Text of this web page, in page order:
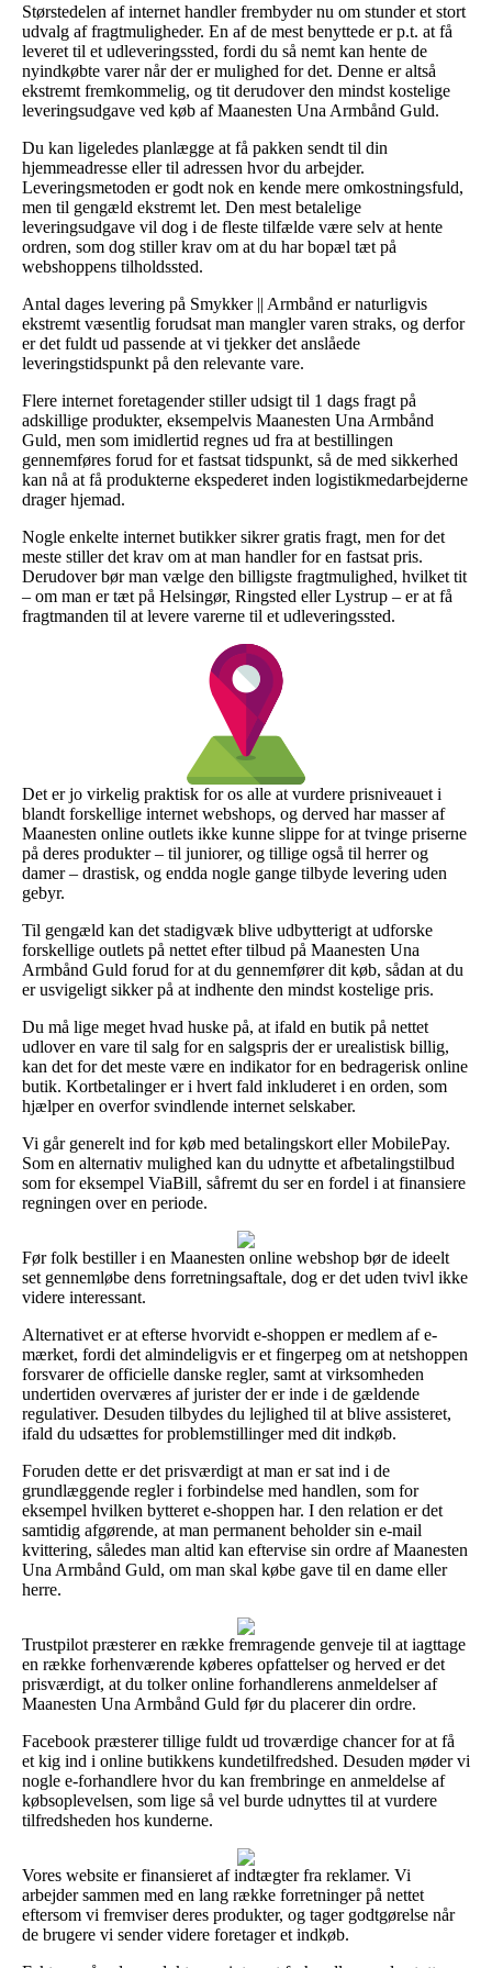
Størstedelen af internet handler frembyder nu om stunder et stort
udvalg af fragtmuligheder. En af de mest benyttede er p.t. at få
leveret til et udleveringssted, fordi du så nemt kan hente de
nyindkøbte varer når der er mulighed for det. Denne er altså
ekstremt fremkommelig, og tit derudover den mindst kostelige
leveringsudgave ved køb af Maanesten Una Armbånd Guld.
Du kan ligeledes planlægge at få pakken sendt til din
hjemmeadresse eller til adressen hvor du arbejder.
Leveringsmetoden er godt nok en kende mere omkostningsfuld,
men til gengæld ekstremt let. Den mest betalelige
leveringsudgave vil dog i de fleste tilfælde være selv at hente
ordren, som dog stiller krav om at du har bopæl tæt på
webshoppens tilholdssted.
Antal dages levering på Smykker || Armbånd er naturligvis
ekstremt væsentlig forudsat man mangler varen straks, og derfor
er det fuldt ud passende at vi tjekker det anslåede
leveringstidspunkt på den relevante vare.
Flere internet foretagender stiller udsigt til 1 dags fragt på
adskillige produkter, eksempelvis Maanesten Una Armbånd
Guld, men som imidlertid regnes ud fra at bestillingen
gennemføres forud for et fastsat tidspunkt, så de med sikkerhed
kan nå at få produkterne ekspederet inden logistikmedarbejderne
drager hjemad.
Nogle enkelte internet butikker sikrer gratis fragt, men for det
meste stiller det krav om at man handler for en fastsat pris.
Derudover bør man vælge den billigste fragtmulighed, hvilket tit
– om man er tæt på Helsingør, Ringsted eller Lystrup – er at få
fragtmanden til at levere varerne til et udleveringssted.
Det er jo virkelig praktisk for os alle at vurdere prisniveauet i
blandt forskellige internet webshops, og derved har masser af
Maanesten online outlets ikke kunne slippe for at tvinge priserne
på deres produkter – til juniorer, og tillige også til herrer og
damer – drastisk, og endda nogle gange tilbyde levering uden
gebyr.
Til gengæld kan det stadigvæk blive udbytterigt at udforske
forskellige outlets på nettet efter tilbud på Maanesten Una
Armbånd Guld forud for at du gennemfører dit køb, sådan at du
er usvigeligt sikker på at indhente den mindst kostelige pris.
Du må lige meget hvad huske på, at ifald en butik på nettet
udlover en vare til salg for en salgspris der er urealistisk billig,
kan det for det meste være en indikator for en bedragerisk online
butik. Kortbetalinger er i hvert fald inkluderet i en orden, som
hjælper en overfor svindlende internet selskaber.
Vi går generelt ind for køb med betalingskort eller MobilePay.
Som en alternativ mulighed kan du udnytte et afbetalingstilbud
som for eksempel ViaBill, såfremt du ser en fordel i at finansiere
regningen over en periode.
Før folk bestiller i en Maanesten online webshop bør de ideelt
set gennemløbe dens forretningsaftale, dog er det uden tvivl ikke
videre interessant.
Alternativet er at efterse hvorvidt e-shoppen er medlem af e-
mærket, fordi det almindeligvis er et fingerpeg om at netshoppen
forsvarer de officielle danske regler, samt at virksomheden
undertiden overværes af jurister der er inde i de gældende
regulativer. Desuden tilbydes du lejlighed til at blive assisteret,
ifald du udsættes for problemstillinger med dit indkøb.
Foruden dette er det prisværdigt at man er sat ind i de
grundlæggende regler i forbindelse med handlen, som for
eksempel hvilken bytteret e-shoppen har. I den relation er det
samtidig afgørende, at man permanent beholder sin e-mail
kvittering, således man altid kan eftervise sin ordre af Maanesten
Una Armbånd Guld, om man skal købe gave til en dame eller
herre.
Trustpilot præsterer en række fremragende genveje til at iagttage
en række forhenværende køberes opfattelser og herved er det
prisværdigt, at du tolker online forhandlerens anmeldelser af
Maanesten Una Armbånd Guld før du placerer din ordre.
Facebook præsterer tillige fuldt ud troværdige chancer for at få
et kig ind i online butikkens kundetilfredshed. Desuden møder vi
nogle e-forhandlere hvor du kan frembringe en anmeldelse af
købsoplevelsen, som lige så vel burde udnyttes til at vurdere
tilfredsheden hos kunderne.
Vores website er finansieret af indtægter fra reklamer. Vi
arbejder sammen med en lang række forretninger på nettet
eftersom vi fremviser deres produkter, og tager godtgørelse når
de brugere vi sender videre foretager et indkøb.